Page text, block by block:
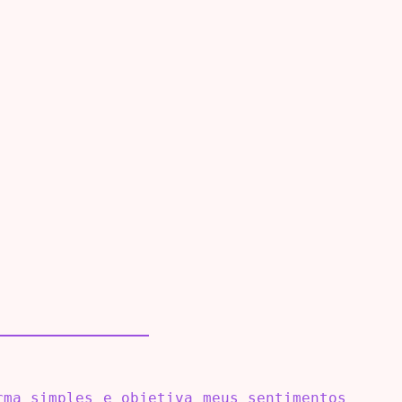
simples e objetiva meus sentimentos